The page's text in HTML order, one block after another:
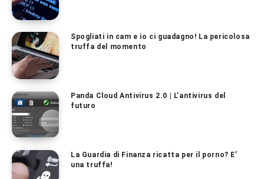
Spogliati in cam e io ci guadagno! La pericolosa
truffa del momento
Panda Cloud Antivirus 2.0 | L’antivirus del
futuro
La Guardia di Finanza ricatta per il porno? E’
una truffa!